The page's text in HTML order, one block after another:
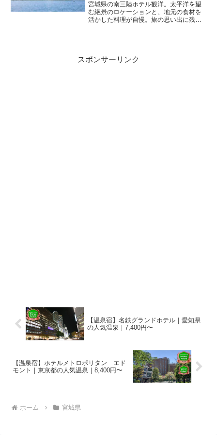
宮城県の南三陸ホテル観洋。太平洋を望
む絶景のロケーションと、地元の食材を
活かした料理が自慢。旅の思い出に残る
スポンサーリンク
【温泉宿】名鉄グランドホテル｜愛知県
の人気温泉｜7,400円〜
【温泉宿】ホテルメトロポリタン エド
モント｜東京都の人気温泉｜8,400円〜
ホーム 宮城県